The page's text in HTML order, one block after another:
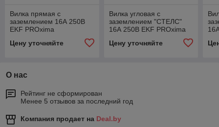
Вилка прямая с
заземлением 16А 250В
EKF PROxima
Цену уточняйте
Вилка угловая с
заземлением "СТЕЛС"
16А 250В EKF PROxima
Цену уточняйте
О нас
Рейтинг не сформирован
Менее 5 отзывов за последний год
Компания продает на Deal.by